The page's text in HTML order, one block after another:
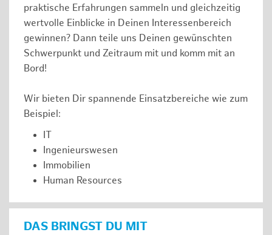
praktische Erfahrungen sammeln und gleichzeitig
wertvolle Einblicke in Deinen Interessenbereich
gewinnen? Dann teile uns Deinen gewünschten
Schwerpunkt und Zeitraum mit und komm mit an
Bord!
Wir bieten Dir spannende Einsatzbereiche wie zum
Beispiel:
IT
Ingenieurswesen
Immobilien
Human Resources
DAS BRINGST DU MIT